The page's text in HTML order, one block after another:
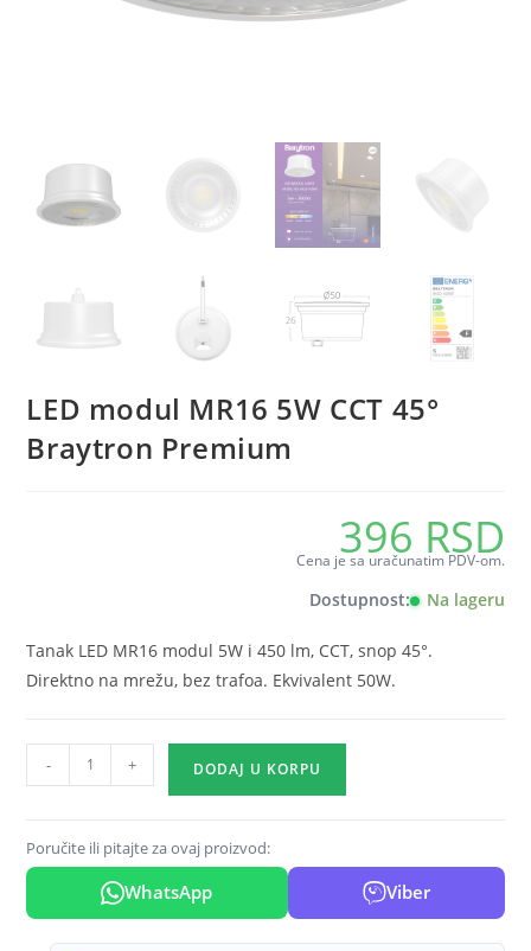
LED modul MR16 5W CCT 45°
Braytron Premium
396 RSD
Cena je sa uračunatim PDV-om.
Dostupnost: Na lageru
Tanak LED MR16 modul 5W i 450 lm, CCT, snop 45°.
Direktno na mrežu, bez trafoa. Ekvivalent 50W.
modul
5W
CCT
- + DODAJ U KORPU
Poručite ili pitajte za ovaj proizvod:
WhatsApp Viber